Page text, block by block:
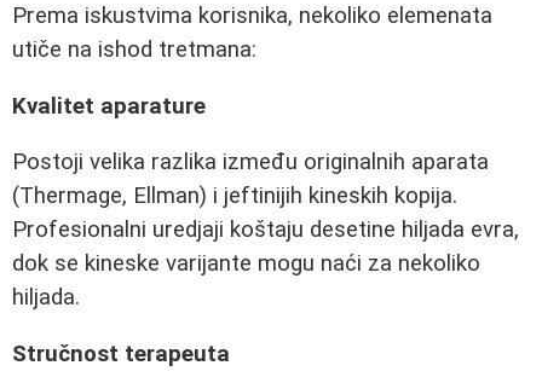
Prema iskustvima korisnika, nekoliko elemenata
utiče na ishod tretmana:
Kvalitet aparature
Postoji velika razlika između originalnih aparata
(Thermage, Ellman) i jeftinijih kineskih kopija.
Profesionalni uredjaji koštaju desetine hiljada evra,
dok se kineske varijante mogu naći za nekoliko
hiljada.
Stručnost terapeuta